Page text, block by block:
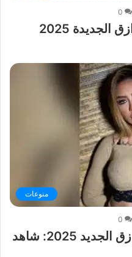
0
مشاهدة افلام هدير عبدالرازق الجديدة 2025
منوعات
0
فيديو فضيحة هدير عبد الرازق الجديد 2025: شاهد